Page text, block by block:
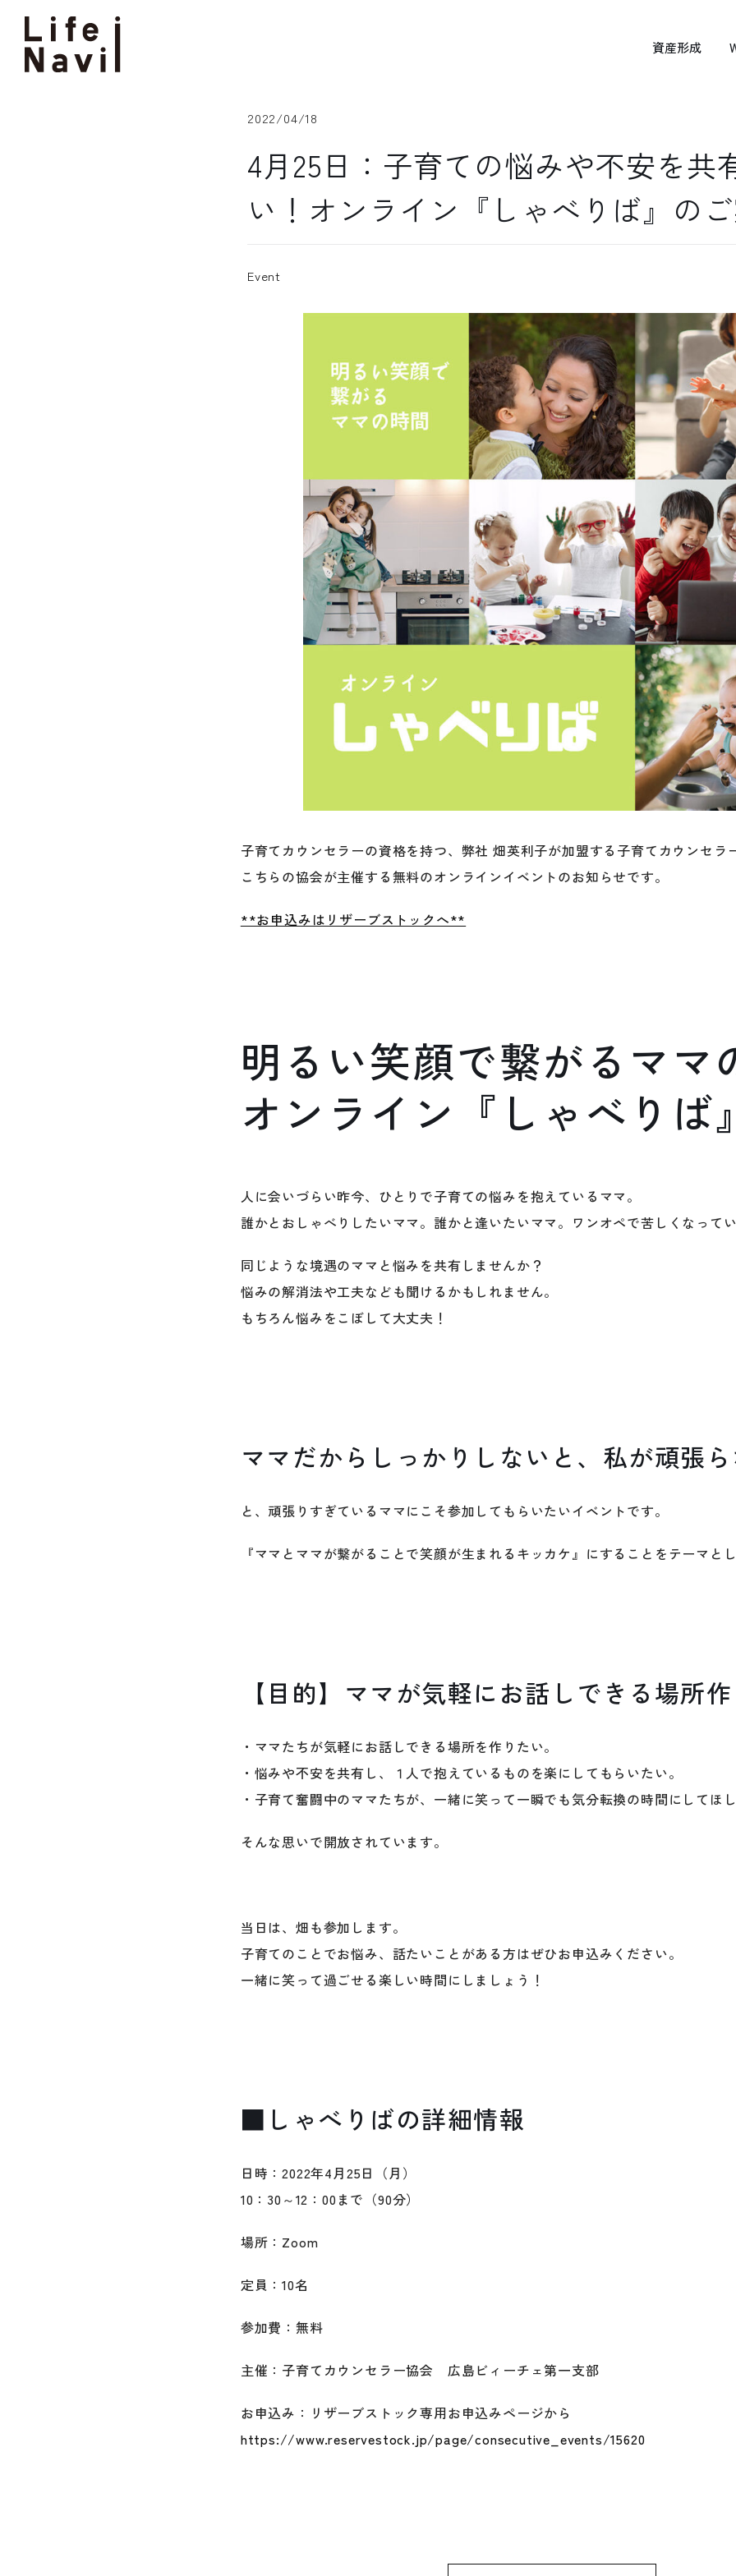
Skip
content
資産形成
2022/04/18
4月25日：子育ての悩みや不安を共
い！オンライン『しゃべりば』の
Event
子育てカウンセラーの資格を持つ、弊社 畑英利子が加盟する子育てカウンセラ
こちらの協会が主催する無料のオンラインイベントのお知らせです。
**お申込みはリザーブストックへ**
明るい笑顔で繋がるママ
オンライン『しゃべりば』
人に会いづらい昨今、ひとりで子育ての悩みを抱えているママ。
誰かとおしゃべりしたいママ。誰かと逢いたいママ。ワンオペで苦しくなってい
同じような境遇のママと悩みを共有しませんか？
悩みの解消法や工夫なども聞けるかもしれません。
もちろん悩みをこぼして大丈夫！
ママだからしっかりしないと、私が頑張ら
と、頑張りすぎているママにこそ参加してもらいたいイベントです。
『ママとママが繋がることで笑顔が生まれるキッカケ』にすることをテーマとし
【目的】ママが気軽にお話しできる場所作
・ママたちが気軽にお話しできる場所を作りたい。
・悩みや不安を共有し、１人で抱えているものを楽にしてもらいたい。
・子育て奮闘中のママたちが、一緒に笑って一瞬でも気分転換の時間にしてほし
そんな思いで開放されています。
当日は、畑も参加します。
子育てのことでお悩み、話たいことがある方はぜひお申込みください。
一緒に笑って過ごせる楽しい時間にしましょう！
■しゃべりばの詳細情報
日時：2022年4月25日（月）
10：30～12：00まで（90分）
場所：Zoom
定員：10名
参加費：無料
主催：子育てカウンセラー協会 広島ビィーチェ第一支部
お申込み：リザーブストック専用お申込みページから
https://www.reservestock.jp/page/consecutive_events/15620